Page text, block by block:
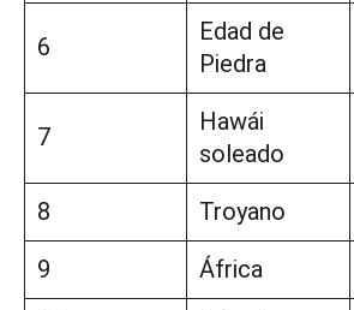
6
Edad de
Piedra
7
Hawái
soleado
8 Troyano
9
África